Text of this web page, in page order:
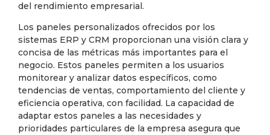
del rendimiento empresarial.
Los paneles personalizados ofrecidos por los
sistemas ERP y CRM proporcionan una visión clara y
concisa de las métricas más importantes para el
negocio. Estos paneles permiten a los usuarios
monitorear y analizar datos específicos, como
tendencias de ventas, comportamiento del cliente y
eficiencia operativa, con facilidad. La capacidad de
adaptar estos paneles a las necesidades y
prioridades particulares de la empresa asegura que